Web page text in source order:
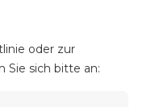
oder zur
Sie sich bitte an: